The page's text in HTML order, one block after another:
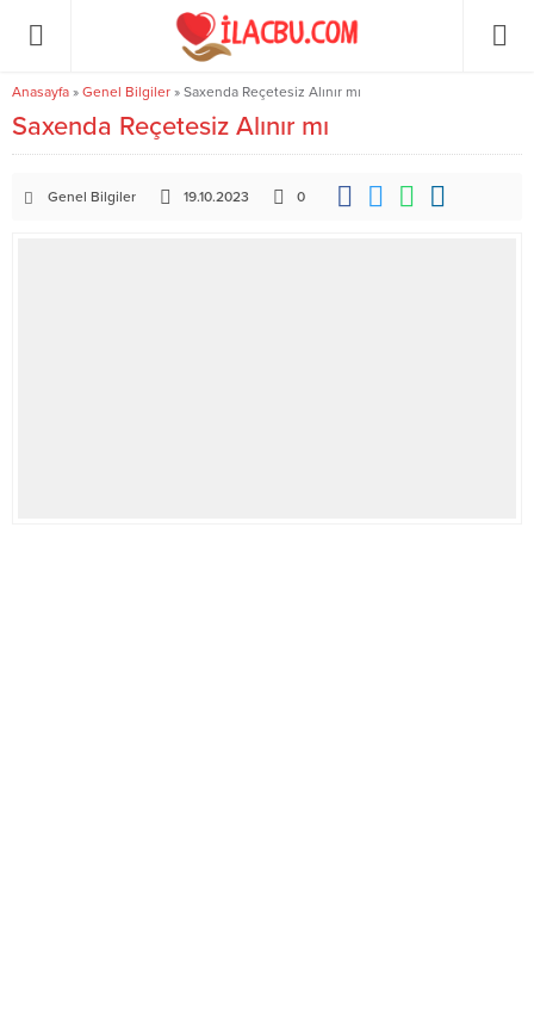
Anasayfa » Genel Bilgiler » Saxenda Reçetesiz Alınır mı
Saxenda Reçetesiz Alınır mı
Genel Bilgiler 19.10.2023 0